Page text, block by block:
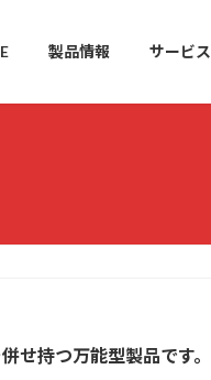
製品情報 サービス
せ持つ万能型製品です。